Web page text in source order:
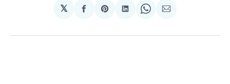
𝕏
podijeliSharepodijeliSharepodijeli